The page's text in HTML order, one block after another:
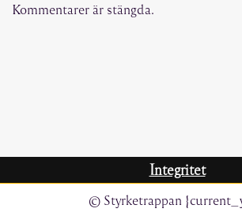
Kommentarer är stängda.
Integritet
© Styrketrappan